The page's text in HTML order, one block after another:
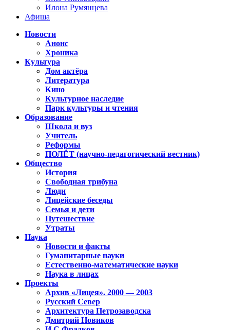
Илона Румянцева
Афиша
Новости
Анонс
Хроника
Культура
Дом актёра
Литература
Кино
Культурное наследие
Парк культуры и чтения
Образование
Школа и вуз
Учитель
Реформы
ПОЛЁТ (научно-педагогический вестник)
Общество
История
Свободная трибуна
Люди
Лицейские беседы
Семья и дети
Путешествие
Утраты
Наука
Новости и факты
Гуманитарные науки
Естественно-математические науки
Наука в лицах
Проекты
Архив «Лицея». 2000 — 2003
Русский Север
Архитектура Петрозаводска
Дмитрий Новиков